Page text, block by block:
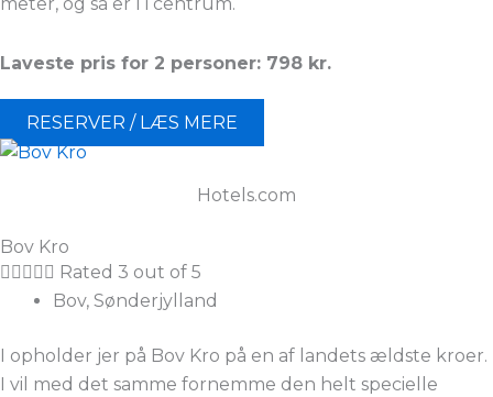
meter, og så er I i centrum.
Laveste pris for 2 personer: 798 kr.
RESERVER / LÆS MERE
Hotels.com
Bov Kro
 Rated 3 out of 5
Bov, Sønderjylland
I opholder jer på Bov Kro på en af landets ældste kroer.
I vil med det samme fornemme den helt specielle